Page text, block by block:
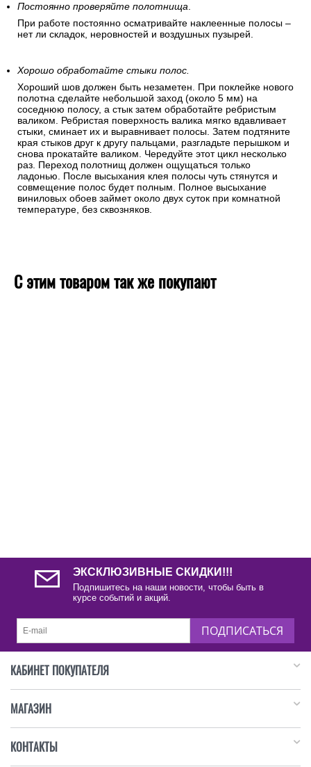
Постоянно проверяйте полотнища.
При работе постоянно осматривайте наклеенные полосы –
нет ли складок, неровностей и воздушных пузырей.
Хорошо обработайте стыки полос.
Хороший шов должен быть незаметен. При поклейке нового
полотна сделайте небольшой заход (около 5 мм) на
соседнюю полосу, а стык затем обработайте ребристым
валиком. Ребристая поверхность валика мягко вдавливает
стыки, сминает их и выравнивает полосы. Затем подтяните
края стыков друг к другу пальцами, разгладьте перышком и
снова прокатайте валиком. Чередуйте этот цикл несколько
раз. Переход полотнищ должен ощущаться только
ладонью. После высыхания клея полосы чуть стянутся и
совмещение полос будет полным. Полное высыхание
виниловых обоев займет около двух суток при комнатной
температуре, без сквозняков.
С этим товаром так же покупают
ЭКСКЛЮЗИВНЫЕ СКИДКИ!!!
Подпишитесь на наши новости, чтобы быть в
курсе событий и акций.
ПОДПИСАТЬСЯ
КАБИНЕТ ПОКУПАТЕЛЯ
МАГАЗИН
КОНТАКТЫ